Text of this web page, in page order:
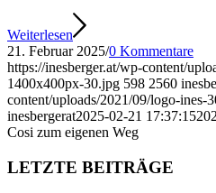
Weiterlesen
21. Februar 2025/0 Kommentare
https://inesberger.at/wp-content/
1400x400px-30.jpg 598 2560
content/uploads/2021/09/logo-ines-
inesbergerat2025-02-21 17:37:15
Cosi zum eigenen Weg
LETZTE BEITRÄGE